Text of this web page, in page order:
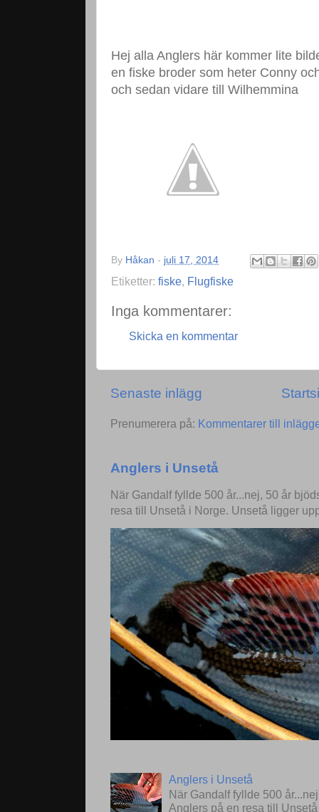
Hej alla Anglers här kommer lite
en fiske broder som heter Conny
och sedan vidare till Wilhemmina
By Håkan - juli 17, 2014
Etiketter: fiske, Flugfiske
Inga kommentarer:
Skicka en kommentar
Senaste inlägg
Prenumerera på: Kommentarer till
Anglers i Unsetå
När Gandalf fyllde 500 år...nej, 50 år
resa till Unsetå i Norge. Unsetå ligger
Anglers i Unsetå
När Gandalf fyllde 500
Anglers på en resa till